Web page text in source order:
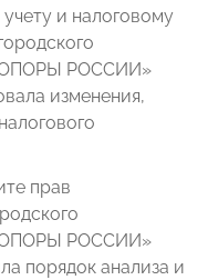
и налоговому
«ОПОРЫ РОССИИ»
изменения,
прав
«ОПОРЫ РОССИИ»
порядок анализа и